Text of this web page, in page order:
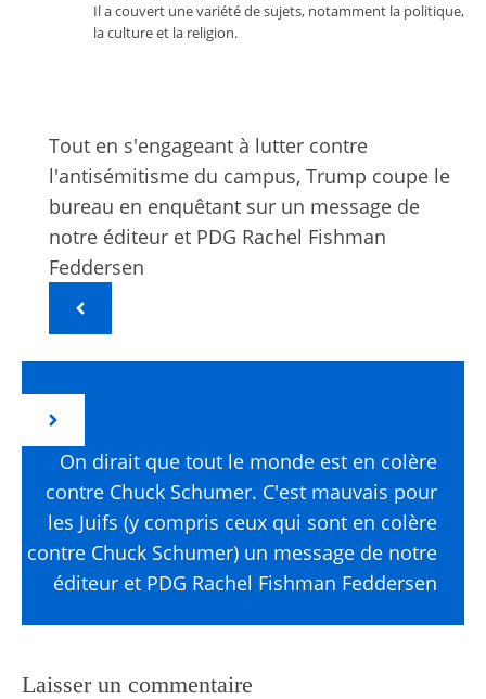
Il a couvert une variété de sujets, notamment la politique,
la culture et la religion.
Tout en s'engageant à lutter contre
l'antisémitisme du campus, Trump coupe le
bureau en enquêtant sur un message de
notre éditeur et PDG Rachel Fishman
Feddersen
On dirait que tout le monde est en colère
contre Chuck Schumer. C'est mauvais pour
les Juifs (y compris ceux qui sont en colère
contre Chuck Schumer) un message de notre
éditeur et PDG Rachel Fishman Feddersen
Laisser un commentaire